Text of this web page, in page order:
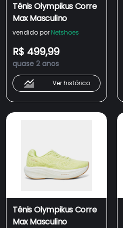
Tênis Olympikus Corre
Max Masculino
vendido por Netshoes
R$ 499,99
quase 2 anos
Ver histórico
Tênis Olympikus Corre
Max Masculino